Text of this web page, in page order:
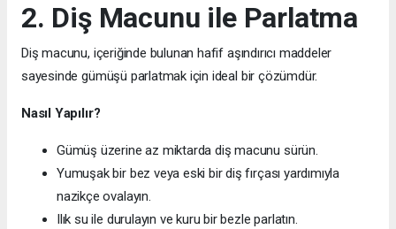
2. Diş Macunu ile Parlatma
Diş macunu, içeriğinde bulunan hafif aşındırıcı maddeler
sayesinde gümüşü parlatmak için ideal bir çözümdür.
Nasıl Yapılır?
Gümüş üzerine az miktarda diş macunu sürün.
Yumuşak bir bez veya eski bir diş fırçası yardımıyla
nazikçe ovalayın.
Ilık su ile durulayın ve kuru bir bezle parlatın.